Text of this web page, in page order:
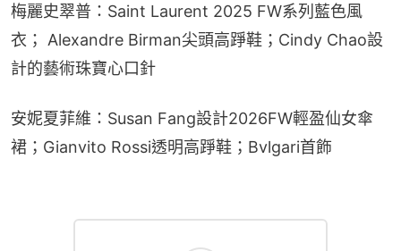
梅麗史翠普：Saint Laurent 2025 FW系列藍色風
衣； Alexandre Birman尖頭高踭鞋；Cindy Chao設
計的藝術珠寶心口針
安妮夏菲維：Susan Fang設計2026FW輕盈仙女傘
裙；Gianvito Rossi透明高踭鞋；Bvlgari首飾